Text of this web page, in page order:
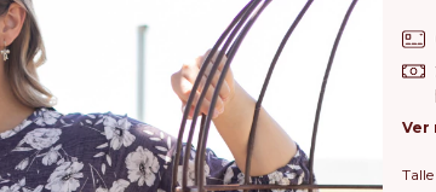
Ver
Talle